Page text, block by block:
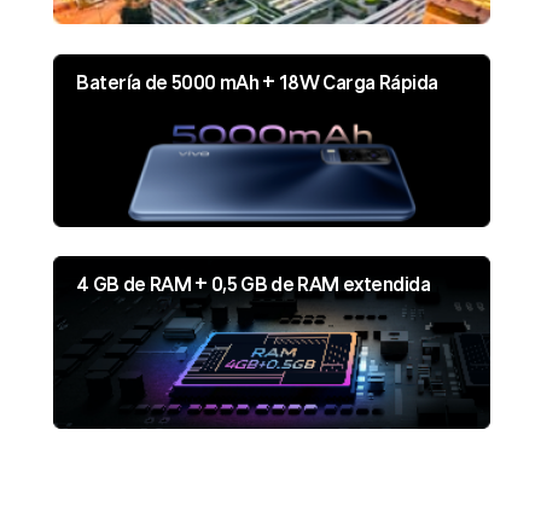
Batería de 5000 mAh + 18W Carga Rápida
4 GB de RAM + 0,5 GB de RAM extendida